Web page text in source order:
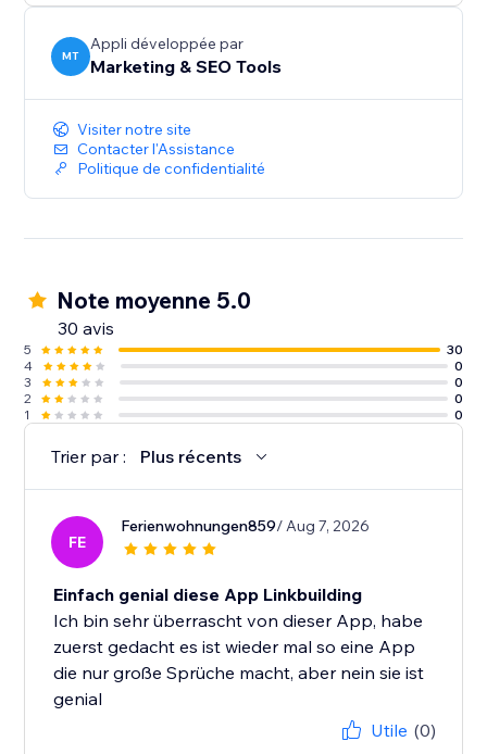
MT
Appli développée par
Marketing & SEO Tools
Visiter notre site
Contacter l'Assistance
Politique de confidentialité
Note moyenne 5.0
30 avis
5
30
4
0
3
0
2
0
1
0
Trier par : Plus récents
FE
Ferienwohnungen859/ Aug 7, 2026
Einfach genial diese App Linkbuilding
Ich bin sehr überrascht von dieser App, habe
zuerst gedacht es ist wieder mal so eine App
die nur große Sprüche macht, aber nein sie ist
genial
Utile (0)